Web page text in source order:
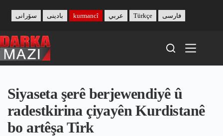
content
بادینی سۆرانی kurmancî عربي Türkçe فارسی
Siyaseta şerê berjewendiyê û
radestkirina çiyayên Kurdistanê
bo artêşa Tirk